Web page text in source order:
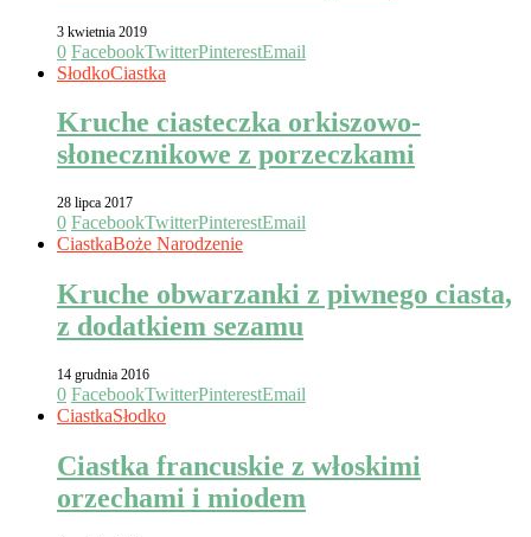
3 kwietnia 2019
0 FacebookTwitterPinterestEmail
SłodkoCiastka
Kruche ciasteczka orkiszowo-
słonecznikowe z porzeczkami
28 lipca 2017
0 FacebookTwitterPinterestEmail
CiastkaBoże Narodzenie
Kruche obwarzanki z piwnego ciasta,
z dodatkiem sezamu
14 grudnia 2016
0 FacebookTwitterPinterestEmail
CiastkaSłodko
Ciastka francuskie z włoskimi
orzechami i miodem